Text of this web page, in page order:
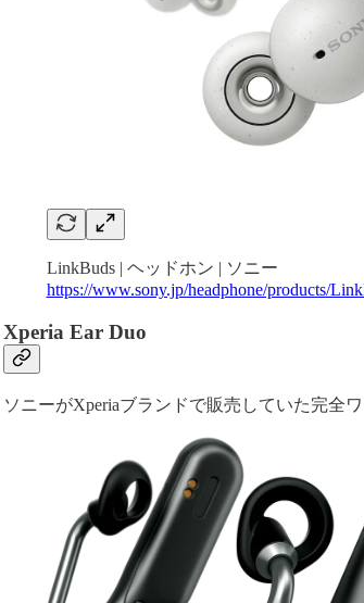
LinkBuds | ヘッドホン | ソニー
https://www.sony.jp/headphone/products/
Xperia Ear Duo
ソニーがXperiaブランドで販売していた完全